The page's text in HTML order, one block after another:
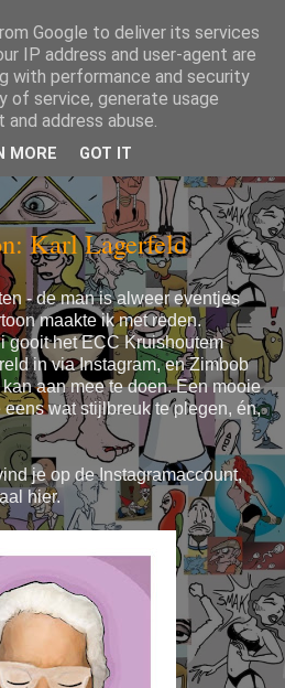
EN
Karl Lagerfeld
- de man is alweer eventjes
maakte ik met reden.
gooit het ECC Kruishoutem
in via Instagram, en Zimbob
aan mee te doen. Een mooie
wat stijlbreuk te plegen, én,
je op de Instagramaccount,
hier.
Google to deliver its services
IP address and user-agent are
with performance and security
of service, generate usage
address abuse.
MORE GOT IT